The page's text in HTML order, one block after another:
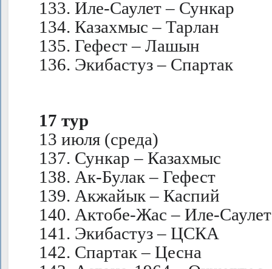
133. Иле-Саулет – Сункар
134. Казахмыс – Тарлан
135. Гефест – Лашын
136. Экибастуз – Спартак
17 тур
13 июля (среда)
137. Сункар – Казахмыс
138. Ак-Булак – Гефест
139. Акжайык – Каспий
140. Актобе-Жас – Иле-Саулет
141. Экибастуз – ЦСКА
142. Спартак – Цесна